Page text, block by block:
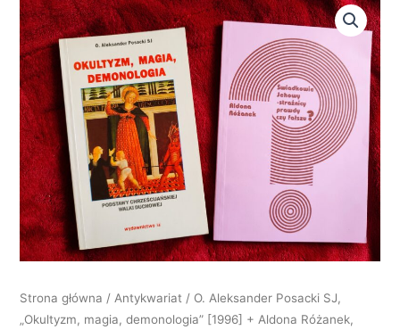
Strona główna / Antykwariat / O. Aleksander Posacki SJ,
„Okultyzm, magia, demonologia” [1996] + Aldona Różanek,